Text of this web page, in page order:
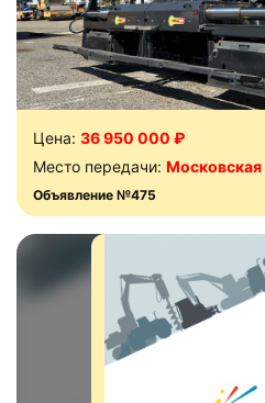
Цена: 36 950 000 ₽
Место передачи: Московская
Объявление №475